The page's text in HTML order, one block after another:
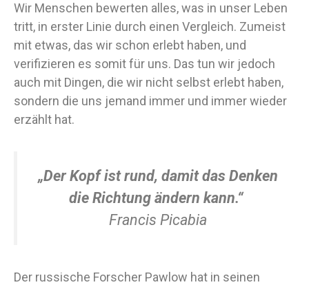
Wir Menschen bewerten alles, was in unser Leben
tritt, in erster Linie durch einen Vergleich. Zumeist
mit etwas, das wir schon erlebt haben, und
verifizieren es somit für uns. Das tun wir jedoch
auch mit Dingen, die wir nicht selbst erlebt haben,
sondern die uns jemand immer und immer wieder
erzählt hat.
„Der Kopf ist rund, damit das Denken
die Richtung ändern kann.“
Francis Picabia
Der russische Forscher Pawlow hat in seinen